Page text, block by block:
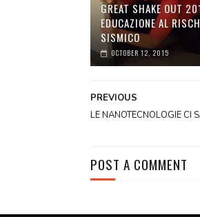
GREAT SHAKE OUT
EDUCAZIONE AL
SISMICO
OCTOBER 12, 2015
PREVIOUS
LE NANOTECNOLOGIE CI
POST A COMMENT